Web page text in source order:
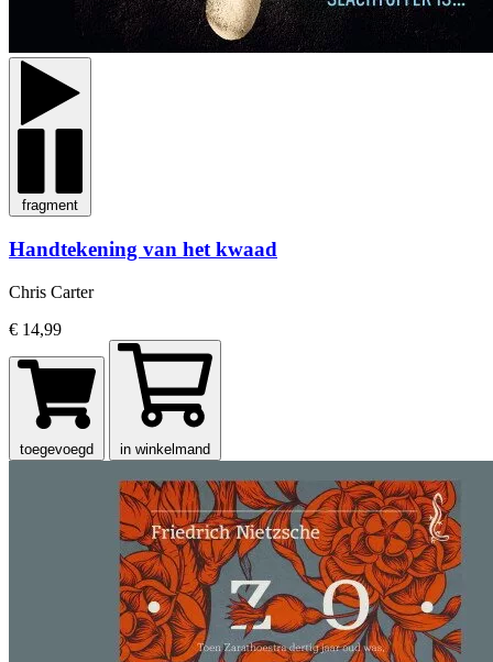
fragment
Handtekening van het kwaad
Chris Carter
€ 14,99
toegevoegd in winkelmand